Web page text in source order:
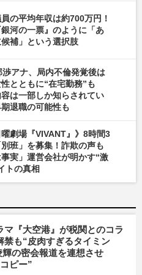
の平均年収は約700万円！
銀河の一票』のように「あ
補」という選択肢
渉アナ、局内不倫発覚後は
とともに“在宅勤務”も
容は一部しか知らされてい
退職の可能性も
曜劇場『VIVANT』》8時間3
班」を募集！詐欺の声も
事実」運営会社が明かす“激
トの真相
マ『大空港』が税関とのコラ
禁も“皮肉すぎるタイミン
の密会報道を連想させ
ピー”